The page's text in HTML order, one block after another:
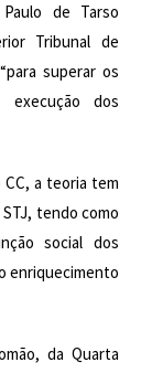
de Tarso
Tribunal de
superar os
execução dos
a teoria tem
tendo como
social dos
enriquecimento
da Quarta